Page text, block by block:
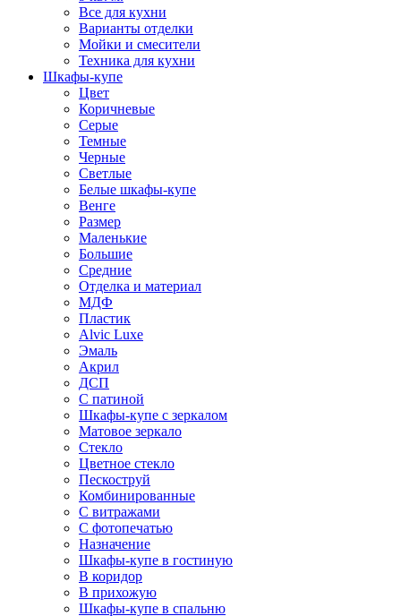
Все для кухни
Варианты отделки
Мойки и смесители
Техника для кухни
Шкафы-купе
Цвет
Коричневые
Серые
Темные
Черные
Светлые
Белые шкафы-купе
Венге
Размер
Маленькие
Большие
Средние
Отделка и материал
МДФ
Пластик
Alvic Luxe
Эмаль
Акрил
ДСП
С патиной
Шкафы-купе с зеркалом
Матовое зеркало
Стекло
Цветное стекло
Пескоструй
Комбинированные
С витражами
С фотопечатью
Назначение
Шкафы-купе в гостиную
В коридор
В прихожую
Шкафы-купе в спальню